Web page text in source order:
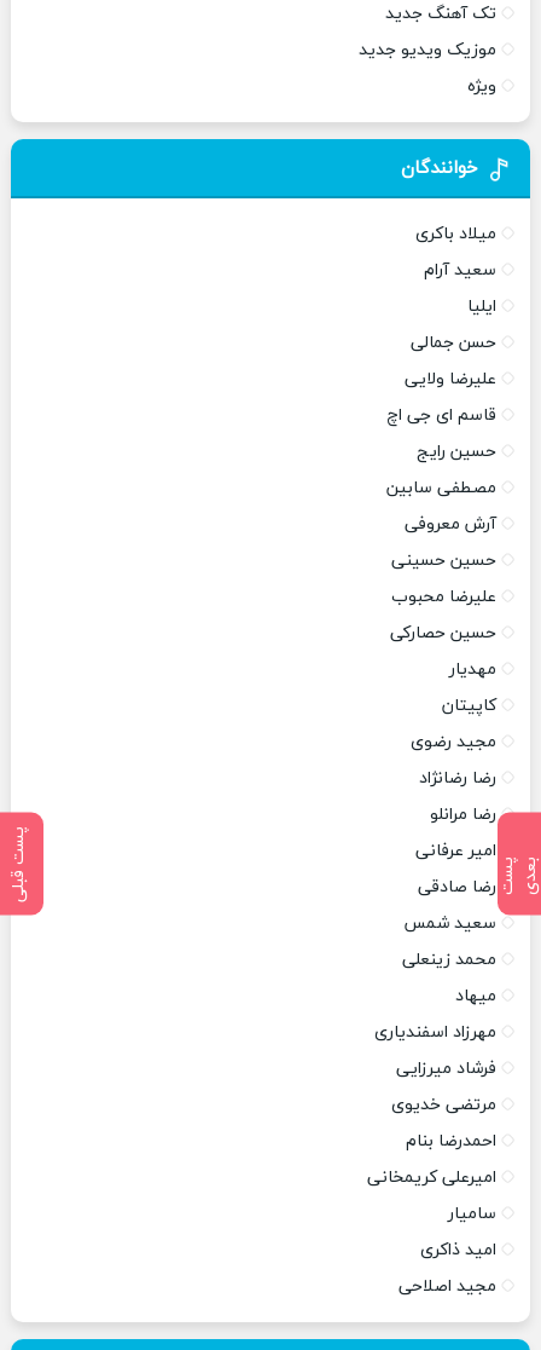
پ
س
ت
ب
ع
د ی پست قبلی
تک آهنگ جدید
موزیک ویدیو جدید
ویژه
خوانندگان
میلاد باکری
سعید آرام
ایلیا
حسن جمالی
علیرضا ولایی
قاسم ای جی اچ
حسین رایج
مصطفی سابین
آرش معروفی
حسین حسینی
علیرضا محبوب
حسین حصارکی
مهدیار
کاپیتان
مجید رضوی
رضا رضانژاد
رضا مرانلو
امیر عرفانی
رضا صادقی
سعید شمس
محمد زینعلی
میهاد
مهرزاد اسفندیاری
فرشاد میرزایی
مرتضی خدیوی
احمدرضا بنام
امیرعلی کریمخانی
سامیار
امید ذاکری
مجید اصلاحی